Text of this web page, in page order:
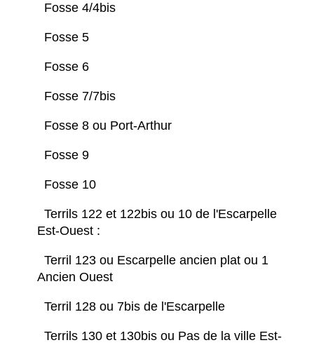
Fosse 4/4bis
Fosse 5
Fosse 6
Fosse 7/7bis
Fosse 8 ou Port-Arthur
Fosse 9
Fosse 10
Terrils 122 et 122bis ou 10 de l'Escarpelle
Est-Ouest :
Terril 123 ou Escarpelle ancien plat ou 1
Ancien Ouest
Terril 128 ou 7bis de l'Escarpelle
Terrils 130 et 130bis ou Pas de la ville Est-